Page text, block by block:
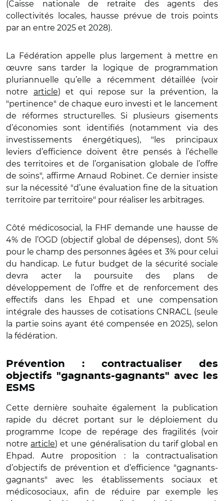
(Caisse nationale de retraite des agents des
collectivités locales, hausse prévue de trois points
par an entre 2025 et 2028).
La Fédération appelle plus largement à mettre en
œuvre sans tarder la logique de programmation
pluriannuelle qu’elle a récemment détaillée (voir
notre article) et qui repose sur la prévention, la
"pertinence" de chaque euro investi et le lancement
de réformes structurelles. Si plusieurs gisements
d’économies sont identifiés (notamment via des
investissements énergétiques), "les principaux
leviers d’efficience doivent être pensés à l’échelle
des territoires et de l’organisation globale de l’offre
de soins", affirme Arnaud Robinet. Ce dernier insiste
sur la nécessité "d’une évaluation fine de la situation
territoire par territoire" pour réaliser les arbitrages.
Côté médicosocial, la FHF demande une hausse de
4% de l’OGD (objectif global de dépenses), dont 5%
pour le champ des personnes âgées et 3% pour celui
du handicap. Le futur budget de la sécurité sociale
devra acter la poursuite des plans de
développement de l’offre et de renforcement des
effectifs dans les Ehpad et une compensation
intégrale des hausses de cotisations CNRACL (seule
la partie soins ayant été compensée en 2025), selon
la fédération.
Prévention : contractualiser des
objectifs "gagnants-gagnants" avec les
ESMS
Cette dernière souhaite également la publication
rapide du décret portant sur le déploiement du
programme Icope de repérage des fragilités (voir
notre article) et une généralisation du tarif global en
Ehpad. Autre proposition : la contractualisation
d’objectifs de prévention et d’efficience "gagnants-
gagnants" avec les établissements sociaux et
médicosociaux, afin de réduire par exemple les